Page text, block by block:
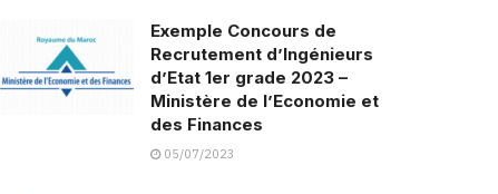
Exemple Concours de
Recrutement d’Ingénieurs
d’Etat 1er grade 2023 –
Ministère de l’Economie et
des Finances
05/07/2023